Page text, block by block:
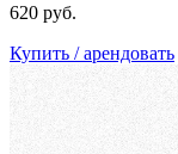
620 руб.
Купить / арендовать